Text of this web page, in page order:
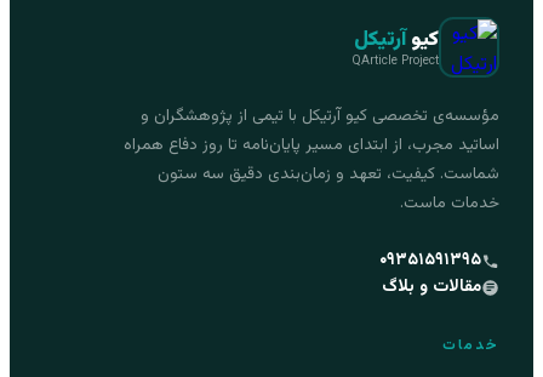
کیوآرتیکل
QArticle Project
مؤسسه‌ی تخصصی کیو آرتیکل با تیمی از پژوهشگران و
اساتید مجرب، از ابتدای مسیر پایان‌نامه تا روز دفاع همراه
شماست. کیفیت، تعهد و زمان‌بندی دقیق سه ستون
خدمات ماست.
۰۹۳۵۱۵۹۱۳۹۵
مقالات و بلاگ
خدمات